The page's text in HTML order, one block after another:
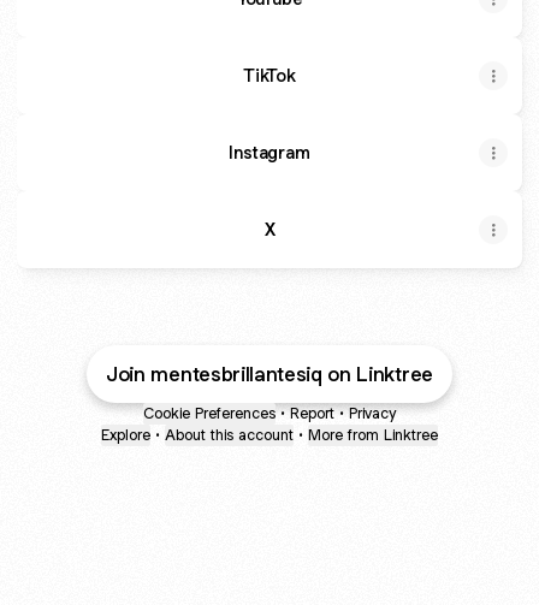
TikTok
Instagram
X
Join mentesbrillantesiq on Linktree
Cookie Preferences • Report • Privacy
Explore • About this account • More from Linktree